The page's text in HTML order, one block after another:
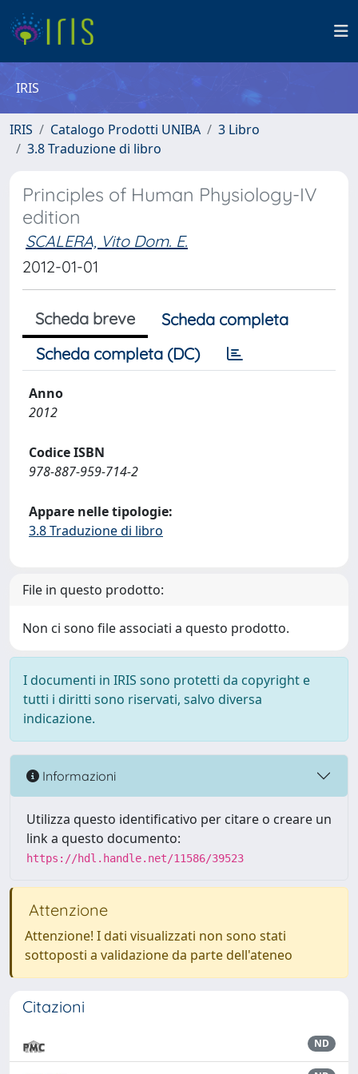
IRIS
IRIS Catalogo Prodotti UNIBA
3 Libro
3.8 Traduzione di libro
Principles of Human Physiology-IV
edition
SCALERA, Vito Dom. E.
2012-01-01
Scheda breve
Scheda completa
Scheda completa (DC)
Anno
2012
Codice ISBN
978-887-959-714-2
Appare nelle tipologie:
3.8 Traduzione di libro
File in questo prodotto:
Non ci sono file associati a questo prodotto.
I documenti in IRIS sono protetti da copyright e
tutti i diritti sono riservati, salvo diversa
indicazione.
Informazioni
Utilizza questo identificativo per citare o creare un
link a questo documento:
https://hdl.handle.net/11586/39523
Attenzione
Attenzione! I dati visualizzati non sono stati
sottoposti a validazione da parte dell'ateneo
Citazioni
ND